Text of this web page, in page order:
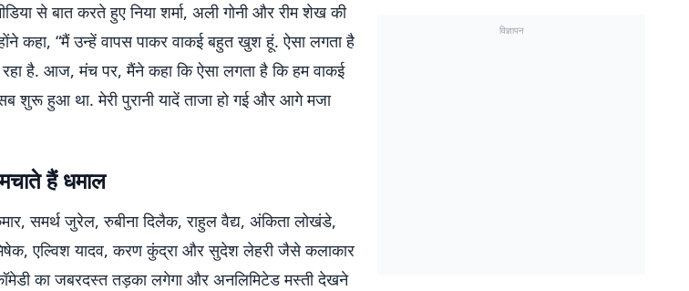
से बात करते हुए निया शर्मा, अली गोनी और रीम शेख की
कहा, “मैं उन्हें वापस पाकर वाकई बहुत खुश हूं. ऐसा लगता है
रहा है. आज, मंच पर, मैंने कहा कि ऐसा लगता है कि हम वाकई
शुरू हुआ था. मेरी पुरानी यादें ताजा हो गई और आगे मजा
हैं धमाल
समर्थ जुरेल, रुबीना दिलैक, राहुल वैद्य, अंकिता लोखंडे,
एल्विश यादव, करण कुंद्रा और सुदेश लेहरी जैसे कलाकार
का जबरदस्त तड़का लगेगा और अनलिमिटेड मस्ती देखने
विज्ञापन